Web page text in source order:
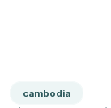
cambodia